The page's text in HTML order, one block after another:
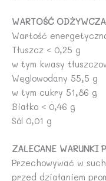
WARTOŚĆ
Wartość
Tłuszcz < 0,25 g
w tym kwasy
Węglowodany 55,5 g
w tym cukry 51,86 g
Białko < 0,46 g
Sól 0,01 g
ZALECANE WARUNKI
Przechowywać w
przed działaniem